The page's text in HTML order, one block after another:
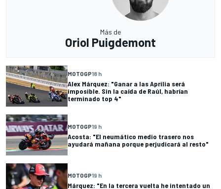
Más de
Oriol Puigdemont
MOTOGP18 h
Alex Márquez: "Ganar a las Aprilia será
imposible. Sin la caída de Raúl, habrían
terminado top 4"
MOTOGP19 h
Acosta: "El neumático medio trasero nos
ayudará mañana porque perjudicará al resto"
MOTOGP19 h
Márquez: "En la tercera vuelta he intentado un